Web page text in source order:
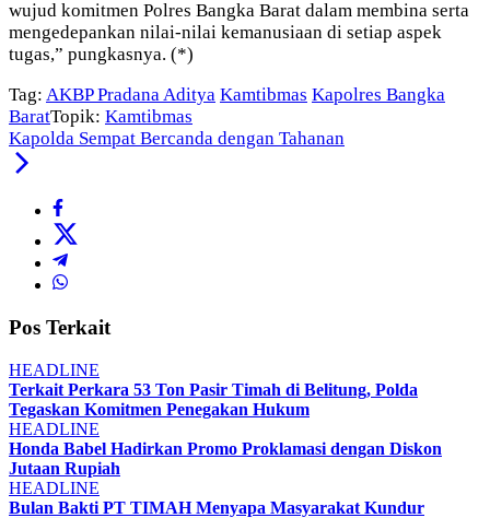
wujud komitmen Polres Bangka Barat dalam membina serta
mengedepankan nilai-nilai kemanusiaan di setiap aspek
tugas,” pungkasnya. (*)
Tag: AKBP Pradana Aditya Kamtibmas Kapolres Bangka
BaratTopik: Kamtibmas
Kapolda Sempat Bercanda dengan Tahanan
Pos Terkait
HEADLINE
Terkait Perkara 53 Ton Pasir Timah di Belitung, Polda
Tegaskan Komitmen Penegakan Hukum
HEADLINE
Honda Babel Hadirkan Promo Proklamasi dengan Diskon
Jutaan Rupiah
HEADLINE
Bulan Bakti PT TIMAH Menyapa Masyarakat Kundur